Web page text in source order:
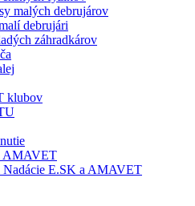
malých debrujárov
debrujári
záhradkárov
klubov
AMAVET
Nadácie E.SK a AMAVET